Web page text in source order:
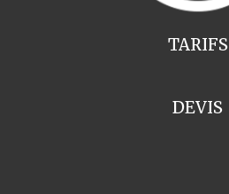
TARIFS
DEVIS